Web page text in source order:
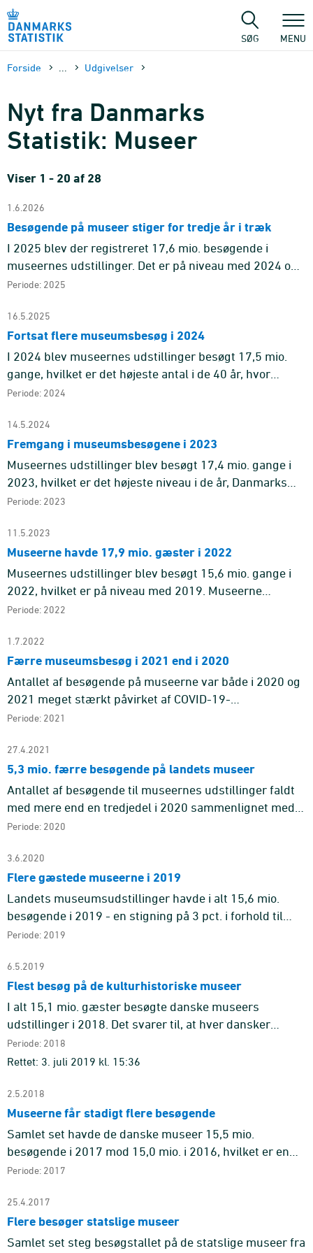
sidens
SØG MENU
Forside Udgivelser
Nyt fra Danmarks
Statistik: Museer
Viser 1 - 20 af 28
1.6.2026
Besøgende på museer stiger for tredje år i træk
I 2025 blev der registreret 17,6 mio. besøgende i
museernes udstillinger. Det er på niveau med 2024 og
2023, hvor antallet var hhv. 17,5 mio. og 17,4 mio.
Periode: 2025
16.5.2025
Fortsat flere museumsbesøg i 2024
I 2024 blev museernes udstillinger besøgt 17,5 mio.
gange, hvilket er det højeste antal i de 40 år, hvor
Danmarks Statistik har udgivet museumsstatistikken.
Periode: 2024
14.5.2024
Fremgang i museumsbesøgene i 2023
Museernes udstillinger blev besøgt 17,4 mio. gange i
2023, hvilket er det højeste niveau i de år, Danmarks
Statistik har udgivet en museumsstatistik.
Periode: 2023
11.5.2023
Museerne havde 17,9 mio. gæster i 2022
Museernes udstillinger blev besøgt 15,6 mio. gange i
2022, hvilket er på niveau med 2019. Museerne
tilbyder også andet end besøg i deres udstillinger, fx i
Periode: 2022
1.7.2022
Færre museumsbesøg i 2021 end i 2020
Antallet af besøgende på museerne var både i 2020 og
2021 meget stærkt påvirket af COVID-19-
nedlukningerne.
Periode: 2021
27.4.2021
5,3 mio. færre besøgende på landets museer
Antallet af besøgende til museernes udstillinger faldt
med mere end en tredjedel i 2020 sammenlignet med
året før. I 2020 var der 10,3 mio. besøgende, hvilket er
Periode: 2020
3.6.2020
Flere gæstede museerne i 2019
Landets museumsudstillinger havde i alt 15,6 mio.
besøgende i 2019 - en stigning på 3 pct. i forhold til
2018. Lidt over halvdelen (54 pct.) af besøgene var på
Periode: 2019
6.5.2019
Flest besøg på de kulturhistoriske museer
I alt 15,1 mio. gæster besøgte danske museers
udstillinger i 2018. Det svarer til, at hver dansker
besøgte en udstilling knap tre gange i løbet af året.
Periode: 2018
Rettet: 3. juli 2019 kl. 15:36
2.5.2018
Museerne får stadigt flere besøgende
Samlet set havde de danske museer 15,5 mio.
besøgende i 2017 mod 15,0 mio. i 2016, hvilket er en
stigning på 3 pct. For de statslige museer var
Periode: 2017
25.4.2017
Flere besøger statslige museer
Samlet set steg besøgstallet på de statslige museer fra